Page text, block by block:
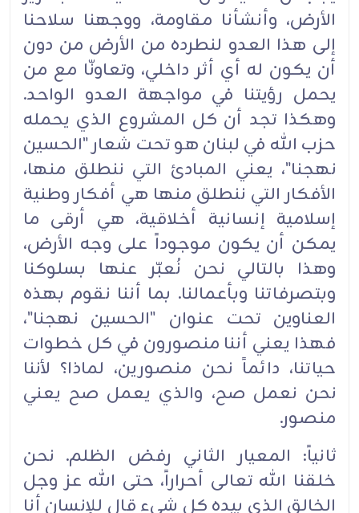
الأرض، وأنشأنا مقاومة، ووجهنا سلاحنا
إلى هذا العدو لنطرده من الأرض من دون
أن يكون له أي أثر داخلي، وتعاونّا مع من
يحمل رؤيتنا في مواجهة العدو الواحد.
وهكذا تجد أن كل المشروع الذي يحمله
حزب الله في لبنان هو تحت شعار "الحسين
نهجنا"، يعني المبادئ التي ننطلق منها،
الأفكار التي ننطلق منها هي أفكار وطنية
إسلامية إنسانية أخلاقية، هي أرقى ما
يمكن أن يكون موجوداً على وجه الأرض،
وهذا بالتالي نحن نُعبّر عنها بسلوكنا
وبتصرفاتنا وبأعمالنا. بما أننا نقوم بهذه
العناوين تحت عنوان "الحسين نهجنا"،
فهذا يعني أننا منصورون في كل خطوات
حياتنا، دائماً نحن منصورين، لماذا؟ لأننا
نحن نعمل صح، والذي يعمل صح يعني
منصور.
ثانياً: المعيار الثاني رفض الظلم. نحن
خلقنا الله تعالى أحراراً، حتى الله عز وجل
الخالق الذي بيده كل شيء قال للإنسان أنا